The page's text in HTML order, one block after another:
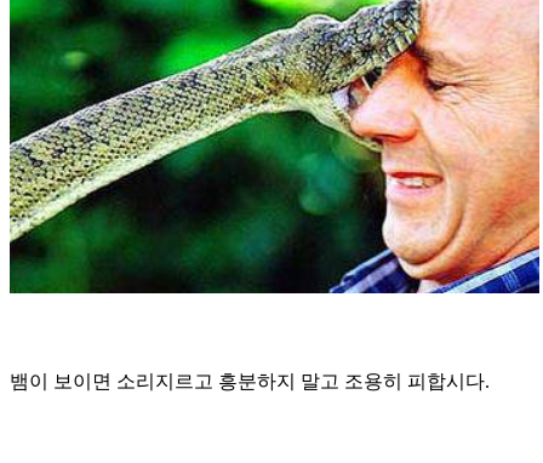
뱀이 보이면 소리지르고 흥분하지 말고 조용히 피합시다.